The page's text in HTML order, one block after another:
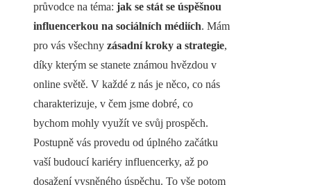
průvodce na téma: jak se stát se úspěšnou
influencerkou na sociálních médiích. Mám
pro vás všechny zásadníkroky a strategie,
díky kterým se stanete známou hvězdou v
online světě. V každé z nás je něco, co nás
charakterizuje, v čem jsme dobré, co
bychom mohly využít ve svůj prospěch.
Postupně vás provedu od úplného začátku
vaší budoucí kariéry influencerky, až po
dosažení vysněného úspěchu. To vše potom